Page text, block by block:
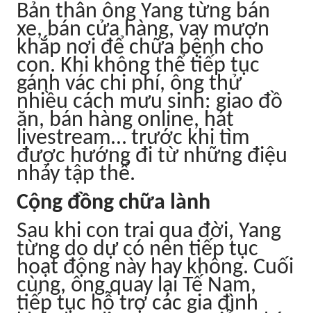
Bản thân ông Yang từng bán
xe, bán cửa hàng, vay mượn
khắp nơi để chữa bệnh cho
con. Khi không thể tiếp tục
gánh vác chi phí, ông thử
nhiều cách mưu sinh: giao đồ
ăn, bán hàng online, hát
livestream… trước khi tìm
được hướng đi từ những điệu
nhảy tập thể.
Cộng đồng chữa lành
Sau khi con trai qua đời, Yang
từng do dự có nên tiếp tục
hoạt động này hay không. Cuối
cùng, ông quay lại Tế Nam,
tiếp tục hỗ trợ các gia đình